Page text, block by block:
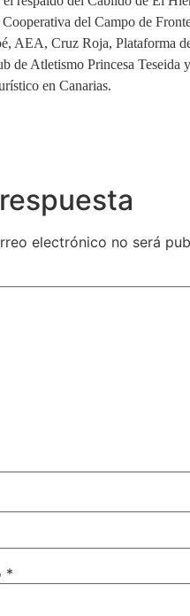
del Campo de
AEA, Cruz Roja, Plataforma
de Atletismo Princesa Teseida
en Canarias.
electrónico no será
*